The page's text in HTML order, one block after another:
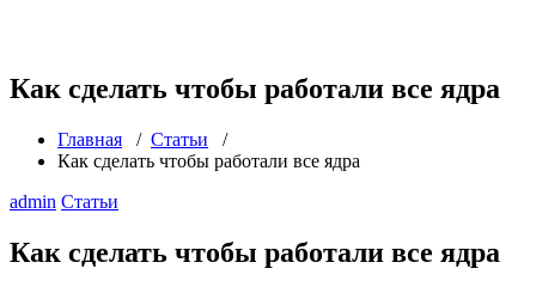
Как сделать чтобы работали все ядра
Главная / Статьи /
Как сделать чтобы работали все ядра
admin Статьи
Как сделать чтобы работали все ядра